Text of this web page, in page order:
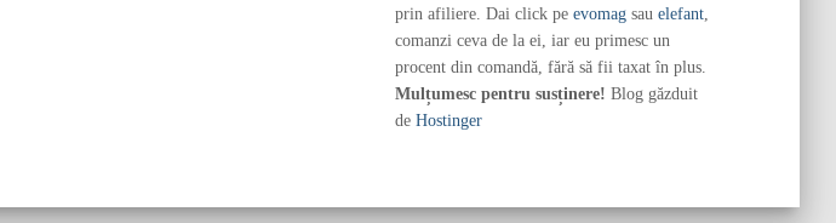
prin afiliere. Dai click pe evomagsau elefant,
comanzi ceva de la ei, iar eu primesc un
procent din comandă, fără să fii taxat în plus.
Mulțumesc pentru susținere! Blog găzduit
de Hostinger